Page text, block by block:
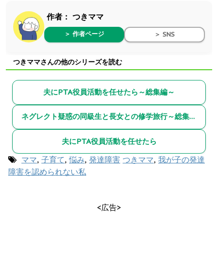
作者： つきママ
＞ 作者ページ ＞ SNS
つきママさんの他のシリーズを読む
夫にPTA役員活動を任せたら～総集編～
ネグレクト疑惑の同級生と長女との修学旅行～総集編～
夫にPTA役員活動を任せたら
ママ, 子育て,悩み, 発達障害 つきママ, 我が子の発達
障害を認められない私
<広告>